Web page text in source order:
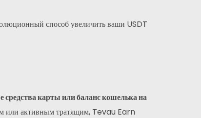
способ увеличить ваши USDT
карты или баланс кошелька на
или активным тратящим, Tevau Earn